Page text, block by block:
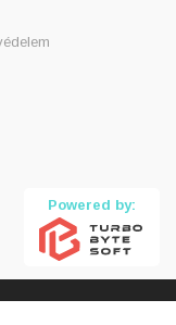
Powered by: